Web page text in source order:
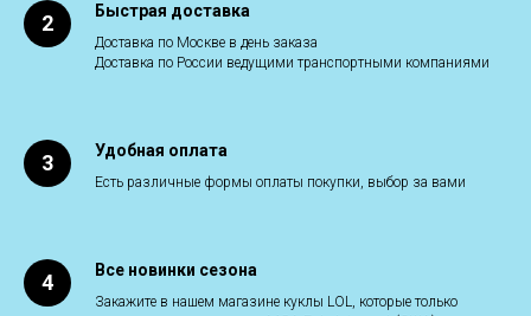
Быстрая доставка
Доставка по Москве в день заказа
Доставка по России ведущими транспортными компаниями
Удобная оплата
Есть различные формы оплаты покупки, выбор за вами
Все новинки сезона
Закажите в нашем магазине куклы LOL, которые только